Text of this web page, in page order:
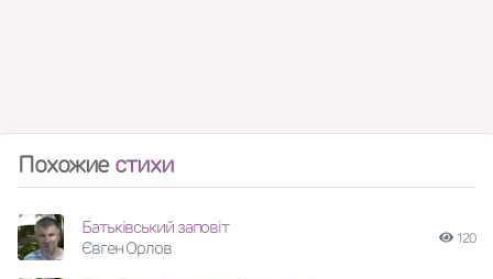
Похожие стихи
Батьківський заповіт
Євген Орлов
120